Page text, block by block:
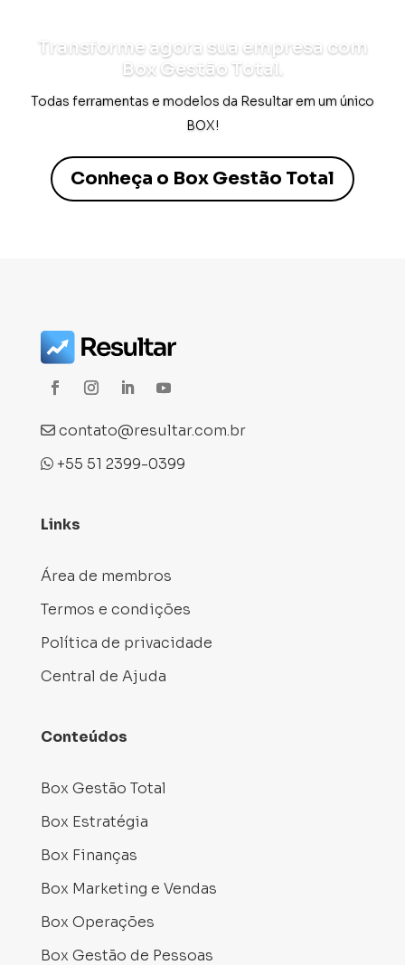
Transforme agora sua empresa com
Box Gestão Total.
Todas ferramentas e modelos da Resultar em um único
BOX!
Conheça o Box Gestão Total
contato@resultar.com.br
+55 51 2399-0399
Links
Área de membros
Termos e condições
Política de privacidade
Central de Ajuda
Conteúdos
Box Gestão Total
Box Estratégia
Box Finanças
Box Marketing e Vendas
Box Operações
Box Gestão de Pessoas